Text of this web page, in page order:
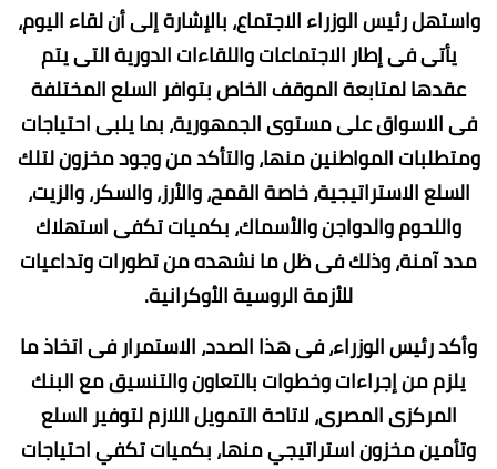
واستهل رئيس الوزراء الاجتماع، بالإشارة إلى أن لقاء اليوم،
يأتى فى إطار الاجتماعات واللقاءات الدورية التى يتم
عقدها لمتابعة الموقف الخاص بتوافر السلع المختلفة
فى الاسواق على مستوى الجمهورية، بما يلبى احتياجات
ومتطلبات المواطنين منها، والتأكد من وجود مخزون لتلك
السلع الاستراتيجية، خاصة القمح، والأرز، والسكر، والزيت،
واللحوم والدواجن والأسماك، بكميات تكفى استهلاك
مدد آمنة، وذلك فى ظل ما نشهده من تطورات وتداعيات
للأزمة الروسية الأوكرانية.
وأكد رئيس الوزراء، فى هذا الصدد، الاستمرار فى اتخاذ ما
يلزم من إجراءات وخطوات بالتعاون والتنسيق مع البنك
المركزى المصرى، لاتاحة التمويل اللازم لتوفير السلع
وتأمين مخزون استراتيجي منها، بكميات تكفي احتياجات